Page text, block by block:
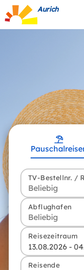
Aurich
TV-Bestellnr. /
Abflughafen
Reisezeitraum
Reisende